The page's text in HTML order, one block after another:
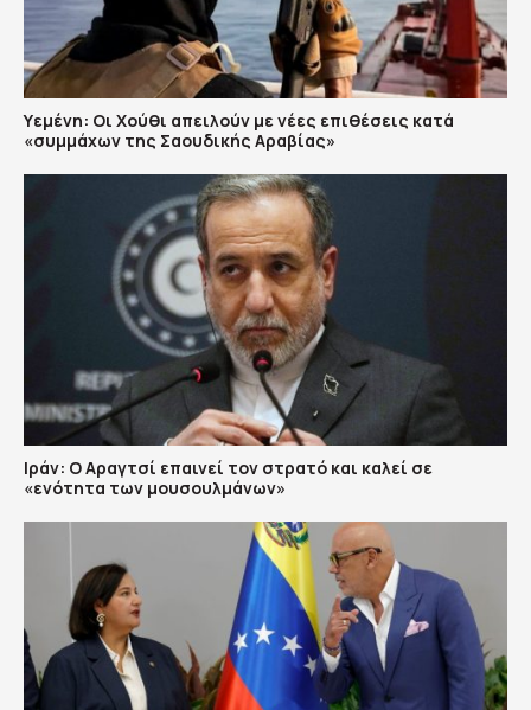
Υεμένη: Οι Χούθι απειλούν με νέες επιθέσεις κατά
«συμμάχων της Σαουδικής Αραβίας»
Ιράν: Ο Αραγτσί επαινεί τον στρατό και καλεί σε
«ενότητα των μουσουλμάνων»